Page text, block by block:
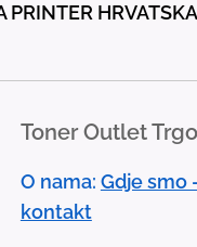
PRINTER
Toner Outlet
O nama: Gdje smo
kontakt